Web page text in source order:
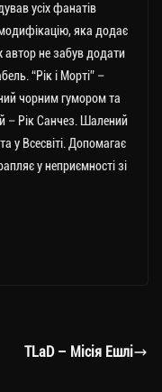
усіх фанатів
модифікацію, яка додає
автор не забув додати
“Рік і Морті” –
чорним гумором та
– Рік Санчез. Шалений
у Всесвіті. Допомагає
у неприємності зі
TLaD – Місія Ешлі